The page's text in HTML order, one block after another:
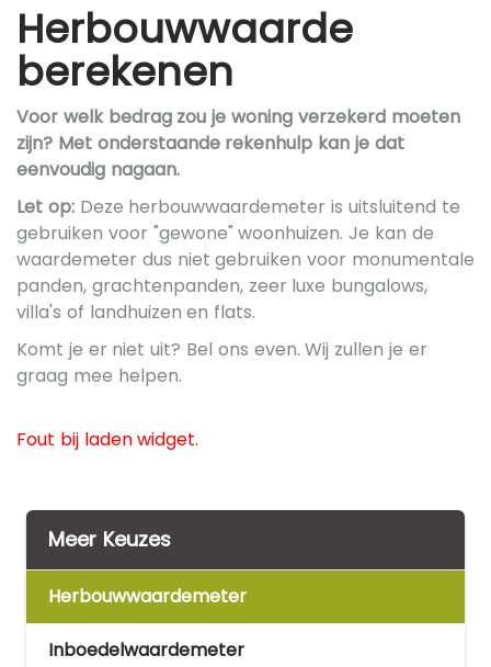
Herbouwwaarde
berekenen
Voor welk bedrag zou je woning verzekerd moeten
zijn? Met onderstaande rekenhulp kan je dat
eenvoudig nagaan.
Let op:Deze herbouwwaardemeter is uitsluitend te
gebruiken voor "gewone" woonhuizen. Je kan de
waardemeter dus niet gebruiken voor monumentale
panden, grachtenpanden, zeer luxe bungalows,
villa's of landhuizen en flats.
Komt je er niet uit? Bel ons even. Wij zullen je er
graag mee helpen.
Fout bij laden widget.
Meer Keuzes
Herbouwwaardemeter
Inboedelwaardemeter